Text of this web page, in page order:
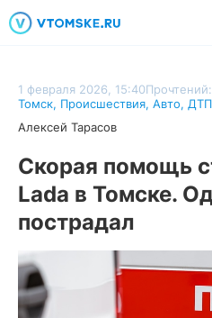
1 февраля 2026, 15:40
Томск, Происшествия, Авто, ДТП
Алексей Тарасов
Скорая помощь
Lada в Томске.
пострадал